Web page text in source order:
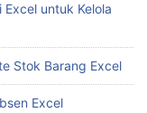
untuk Kelola
Stok Barang Excel
Excel